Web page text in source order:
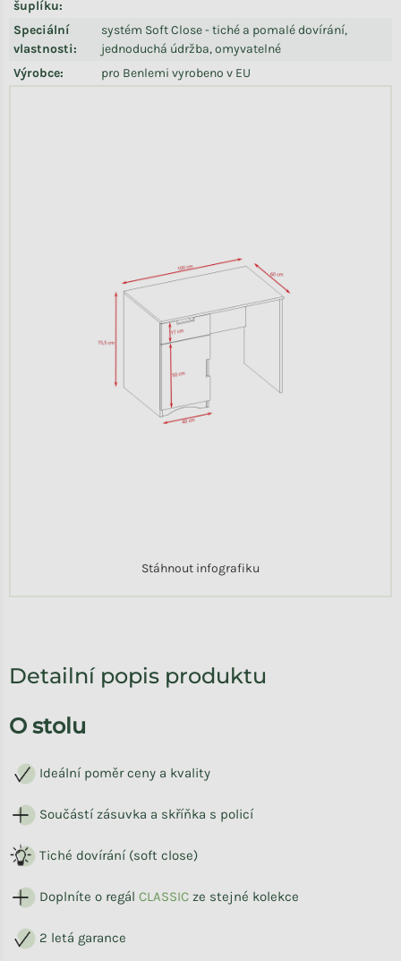
šuplíku:
Speciální
vlastnosti:
systém Soft Close - tiché a pomalé dovírání,
jednoduchá údržba, omyvatelné
Výrobce: pro Benlemi vyrobeno v EU
Stáhnout infografiku
Detailní popis produktu
O stolu
Ideální poměr ceny a kvality
Součástí zásuvka a skříňka s policí
Tiché dovírání (soft close)
Doplníte o regál CLASSIC ze stejné kolekce
2 letá garance